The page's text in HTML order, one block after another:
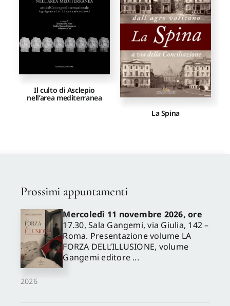
Proposte di pubblicazione
Newsletter
Il culto di Asclepio
nell’area mediterranea
La Spina
Prossimi appuntamenti
2026
Mercoledì 11 novembre 2026, ore
17.30, Sala Gangemi, via Giulia, 142 –
Roma. Presentazione volume LA
FORZA DELL’ILLUSIONE, volume
Gangemi editore ...